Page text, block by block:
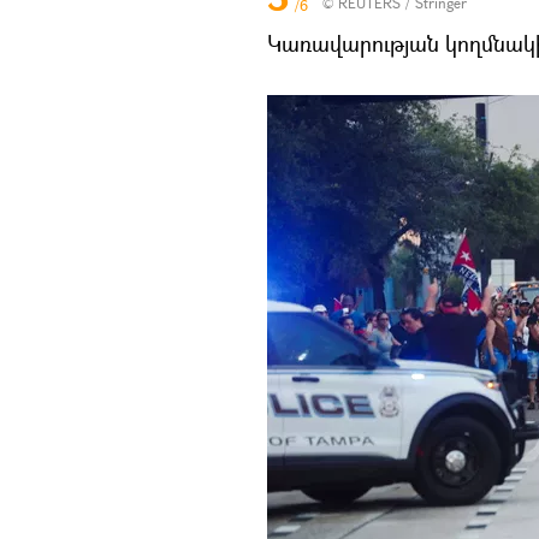
/6
Կառավարության